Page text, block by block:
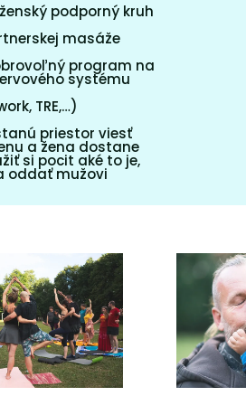
podporný kruh
masáže
program na
systému
TRE,…)
priestor viesť
a žena dostane
si pocit aké to je,
oddať mužovi